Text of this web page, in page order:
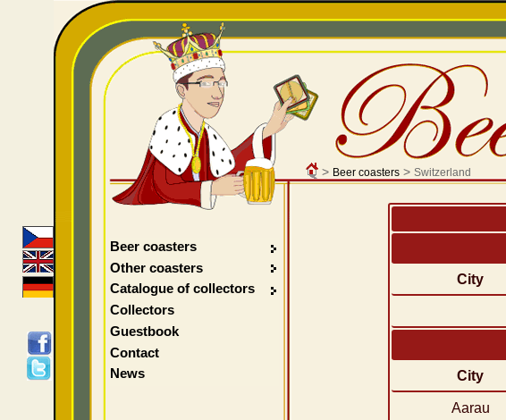
> Beer coasters> Switzerland
City
City
Aarau
Beer coasters
Other coasters
Catalogue of collectors
Collectors
Guestbook
Contact
News